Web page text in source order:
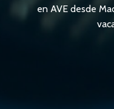
en AVE desde